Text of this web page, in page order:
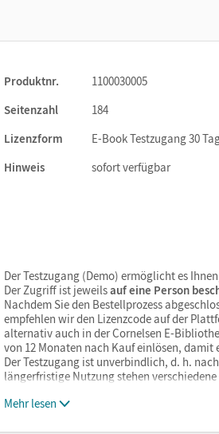
Texteingabe, im Text suchen,
zur Texteingabe ist die
Produktnr.
1100030005
Seitenzahl
184
Lizenzform
E-Book Testzugang 30
Hinweis
sofort verfügbar
Der Testzugang (Demo) ermöglicht es
Der Zugriff ist jeweilsauf eine Person
Nachdem Sie den Bestellprozess
empfehlen wir den Lizenzcode auf der
alternativ auch in der Cornelsen E-
von 12 Monaten nach Kauf einlösen, damit
Der Testzugang ist unverbindlich, d. h.
längerfristige Nutzung stehen
Mehr lesen